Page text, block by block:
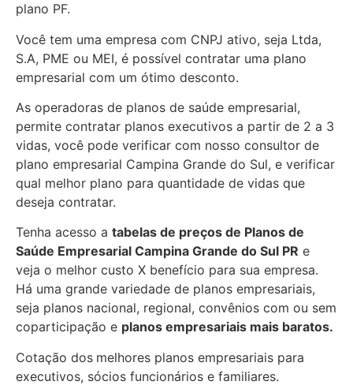
plano PF.
Você tem uma empresa com CNPJ ativo, seja Ltda,
S.A, PME ou MEI, é possível contratar uma plano
empresarial com um ótimo desconto.
As operadoras de planos de saúde empresarial,
permite contratar planos executivos a partir de 2 a 3
vidas, você pode verificar com nosso consultor de
plano empresarial Campina Grande do Sul, e verificar
qual melhor plano para quantidade de vidas que
deseja contratar.
Tenha acesso a tabelas de preços de Planos de
Saúde Empresarial Campina Grande do Sul PR e
veja o melhor custo X benefício para sua empresa.
Há uma grande variedade de planos empresariais,
seja planos nacional, regional, convênios com ou sem
coparticipação e planos empresariais mais baratos.
Cotação dos melhores planos empresariais para
executivos, sócios funcionários e familiares.